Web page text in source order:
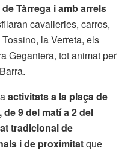
Tàrrega i amb arrels
cavalleries, carros,
la Verreta, els
Gegantera, tot animat per
activitats a la plaça de
9 del matí a 2 del
tradicional de
i de proximitatque